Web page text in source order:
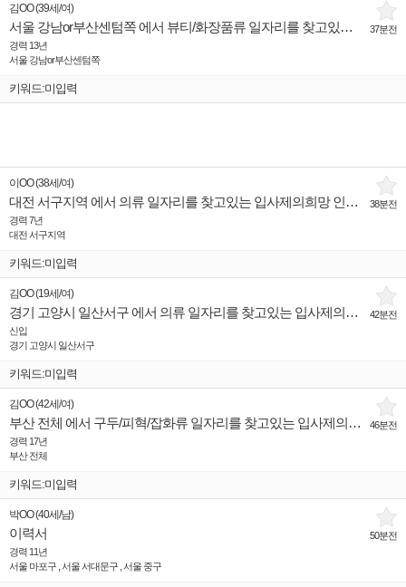
37분전
김OO(39세 /여)
서울 강남or부산센텀쪽 에서 뷰티/화장품류 일자리를 찾고있는 입사제의희망 인재입니다.
경력 13년
서울 강남or부산센텀쪽
키워드:미입력
38분전
이OO(38세 /여)
대전 서구지역 에서 의류 일자리를 찾고있는 입사제의희망 인재입니다.
경력 7년
대전 서구지역
키워드:미입력
42분전
김OO(19세 /여)
경기 고양시 일산서구 에서 의류 일자리를 찾고있는 입사제의희망 인재입니다.
신입
경기 고양시 일산서구
키워드:미입력
46분전
김OO(42세 /여)
부산 전체 에서 구두/피혁/잡화류 일자리를 찾고있는 입사제의희망 인재입니다.
경력 17년
부산 전체
키워드:미입력
50분전
박OO(40세 /남)
이력서
경력 11년
서울 마포구 , 서울 서대문구 , 서울 중구